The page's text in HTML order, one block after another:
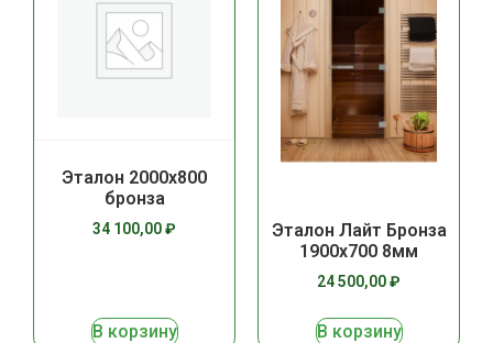
Эталон 2000х800
бронза
34 100,00₽
В корзину
Эталон Лайт Бронза
1900х700 8мм
24 500,00₽
В корзину